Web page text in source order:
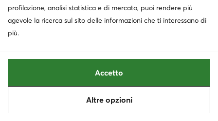
62,99€
Prezzo attuale
59,99€
Prezzo più basso 70,95 €-15%
profilazione, analisi statistica e di mercato, puoi rendere più
agevole la ricerca sul sito delle informazioni che ti interessano di
più.
Altre opzioni
Accetto